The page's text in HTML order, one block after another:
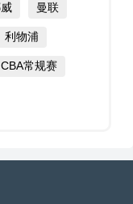
曼联
利物浦
CBA常规赛